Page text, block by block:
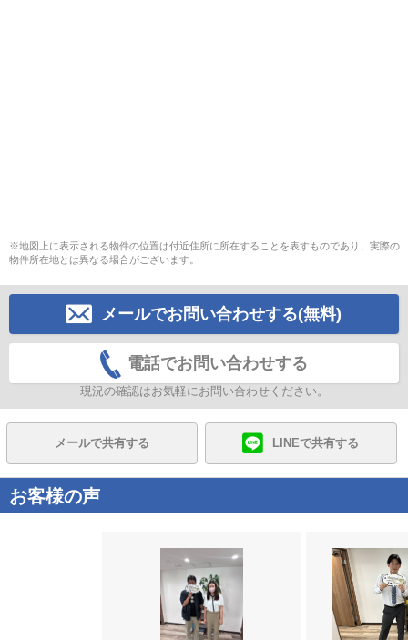
※地図上に表示される物件の位置は付近住所に所在することを表すものであり、実際の
物件所在地とは異なる場合がございます。
メールでお問い合わせする(無料)
電話でお問い合わせする
現況の確認はお気軽にお問い合わせください。
メールで共有する LINEで共有する
お客様の声